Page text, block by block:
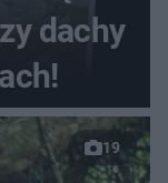
dachy
19